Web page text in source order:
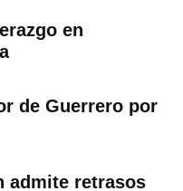
en
de Guerrero por
admite retrasos